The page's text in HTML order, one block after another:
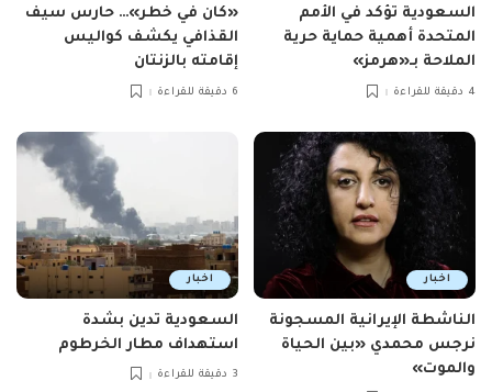
السعودية تؤكد في الأمم
المتحدة أهمية حماية حرية
الملاحة بـ«هرمز»
4 دقيقة للقراءة
«كان في خطر»… حارس سيف
القذافي يكشف كواليس
إقامته بالزنتان
6 دقيقة للقراءة
اخبار
الناشطة الإيرانية المسجونة
نرجس محمدي «بين الحياة
والموت»
اخبار
السعودية تدين بشدة
استهداف مطار الخرطوم
3 دقيقة للقراءة